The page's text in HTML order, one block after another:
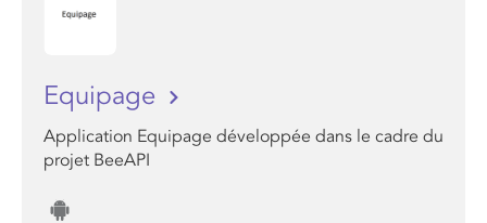
Equipage
Application Equipage développée dans le cadre du
projet BeeAPI